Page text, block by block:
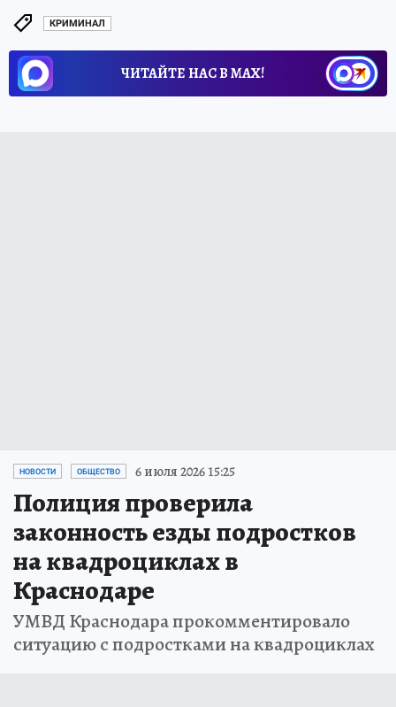
КРИМИНАЛ
ЧИТАЙТЕ НАС В МАХ!
НОВОСТИ ОБЩЕСТВО 6 июля 2026 15:25
Полиция проверила
законность езды подростков
на квадроциклах в
Краснодаре
УМВД Краснодара прокомментировало
ситуацию с подростками на квадроциклах